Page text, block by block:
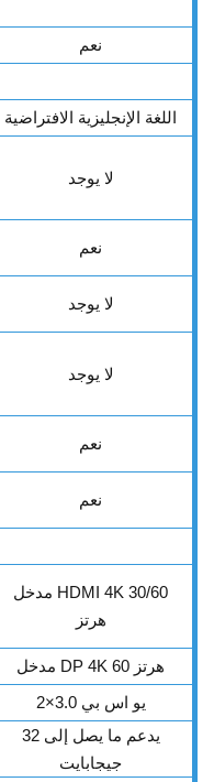
نعم
اللغة الإنجليزية الافتراضية
لا يوجد
نعم
لا يوجد
لا يوجد
نعم
نعم
مدخل HDMI 4K 30/60
هرتز
مدخل DP 4K 60 هرتز
يو اس بي 3.0×2
يدعم ما يصل إلى 32
جيجابايت